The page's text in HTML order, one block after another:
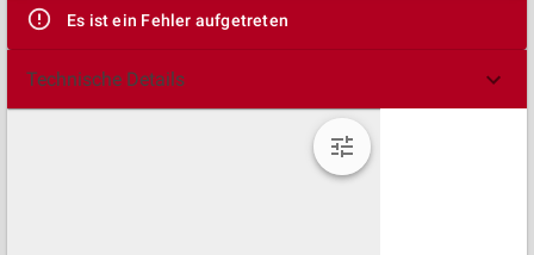
Es ist ein Fehler aufgetreten
Technische Details